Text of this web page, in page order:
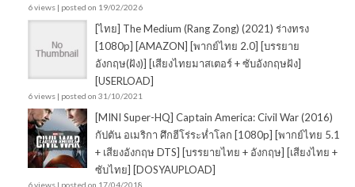
6 views | posted on 19/02/2026
[ไทย] The Medium (Rang Zong) (2021) ร่างทรง
[1080p] [AMAZON] [พากย์ไทย 2.0] [บรรยาย
อังกฤษ(ฝัง)] [เสียงไทยมาสเตอร์ + ซับอังกฤษฝัง]
[USERLOAD]
6 views | posted on 31/10/2021
[MINI Super-HQ] Captain America: Civil War (2016)
กัปตัน อเมริกา ศึกฮีโร่ระห่ำโลก [1080p] [พากย์ไทย 5.1
+ เสียงอังกฤษ DTS] [บรรยายไทย + อังกฤษ] [เสียงไทย +
ซับไทย] [DOSYAUPLOAD]
6 views | posted on 17/04/2018